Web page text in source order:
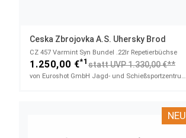
Ceska Zbrojovka A.s. Uhersky Brod
CZ 457 Varmint Syn Bundel​ .22lr Repetierbüchse
1.250,00 €*1 statt UVP 1.330,00 €**
von Euroshot GmbH Jagd- und Schießsportzentrum
NEU